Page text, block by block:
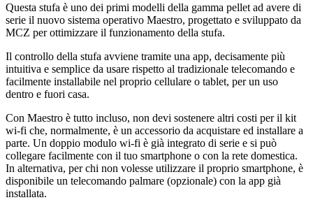
Questa stufa è uno dei primi modelli della gamma pellet ad avere di
serie il nuovo sistema operativo Maestro, progettato e sviluppato da
MCZ per ottimizzare il funzionamento della stufa.
Il controllo della stufa avviene tramite una app, decisamente più
intuitiva e semplice da usare rispetto al tradizionale telecomando e
facilmente installabile nel proprio cellulare o tablet, per un uso
dentro e fuori casa.
Con Maestro è tutto incluso, non devi sostenere altri costi per il kit
wi-fi che, normalmente, è un accessorio da acquistare ed installare a
parte. Un doppio modulo wi-fi è già integrato di serie e si può
collegare facilmente con il tuo smartphone o con la rete domestica.
In alternativa, per chi non volesse utilizzare il proprio smartphone, è
disponibile un telecomando palmare (opzionale) con la app già
installata.